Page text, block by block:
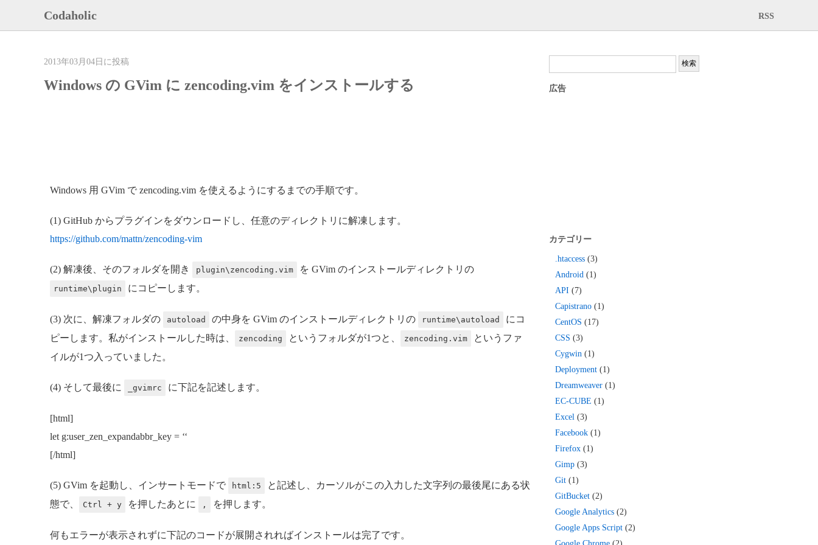
Codaholic RSS
2013年03月04日に投稿
Windows の GVim に zencoding.vim をインストールする
Windows 用 GVim で zencoding.vim を使えるようにするまでの手順です。
(1) GitHub からプラグインをダウンロードし、任意のディレクトリに解凍します。
https://github.com/mattn/zencoding-vim
(2) 解凍後、そのフォルダを開き plugin\zencoding.vim を GVim のインストールディレクトリの
runtime\plugin にコピーします。
(3) 次に、解凍フォルダの autoload の中身を GVim のインストールディレクトリの runtime\autoload
にコ
ピーします。私がインストールした時は、
zencoding というフォルダが1つと、 zencoding.vim
というファ
イルが1つ入っていました。
(4) そして最後に _gvimrc に下記を記述します。
[html]
let g:user_zen_expandabbr_key = ‘‘
[/html]
(5) GVim を起動し、インサートモードで html:5
と記述し、カーソルがこの入力した文字列の最後尾にある状
態で、
Ctrl + y を押したあとに , を押します。
何もエラーが表示されずに下記のコードが展開されればインストールは完了です。
広告
カテゴリー
.htaccess (3)
Android (1)
API (7)
Capistrano (1)
CentOS (17)
CSS (3)
Cygwin (1)
Deployment (1)
Dreamweaver (1)
EC-CUBE (1)
Excel (3)
Facebook (1)
Firefox (1)
Gimp (3)
Git (1)
GitBucket (2)
Google Analytics (2)
Google Apps Script (2)